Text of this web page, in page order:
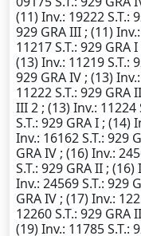
(11)Inv.: 19222S.T.:
929 GRA III ; (11)Inv.
11217S.T.: 929 GRA
(13)Inv.: 11219S.T.:
929 GRA IV ; (13)Inv.
11222S.T.: 929 GRA
III 2 ; (13)Inv.: 11224
S.T.: 929 GRA I ; (14)
Inv.: 16162S.T.: 929
GRA IV ; (16)Inv.:
S.T.: 929 GRA II ; (16)
Inv.: 24569S.T.: 929
GRA IV ; (17)Inv.:
12260S.T.: 929 GRA
(19)Inv.: 11785S.T.: